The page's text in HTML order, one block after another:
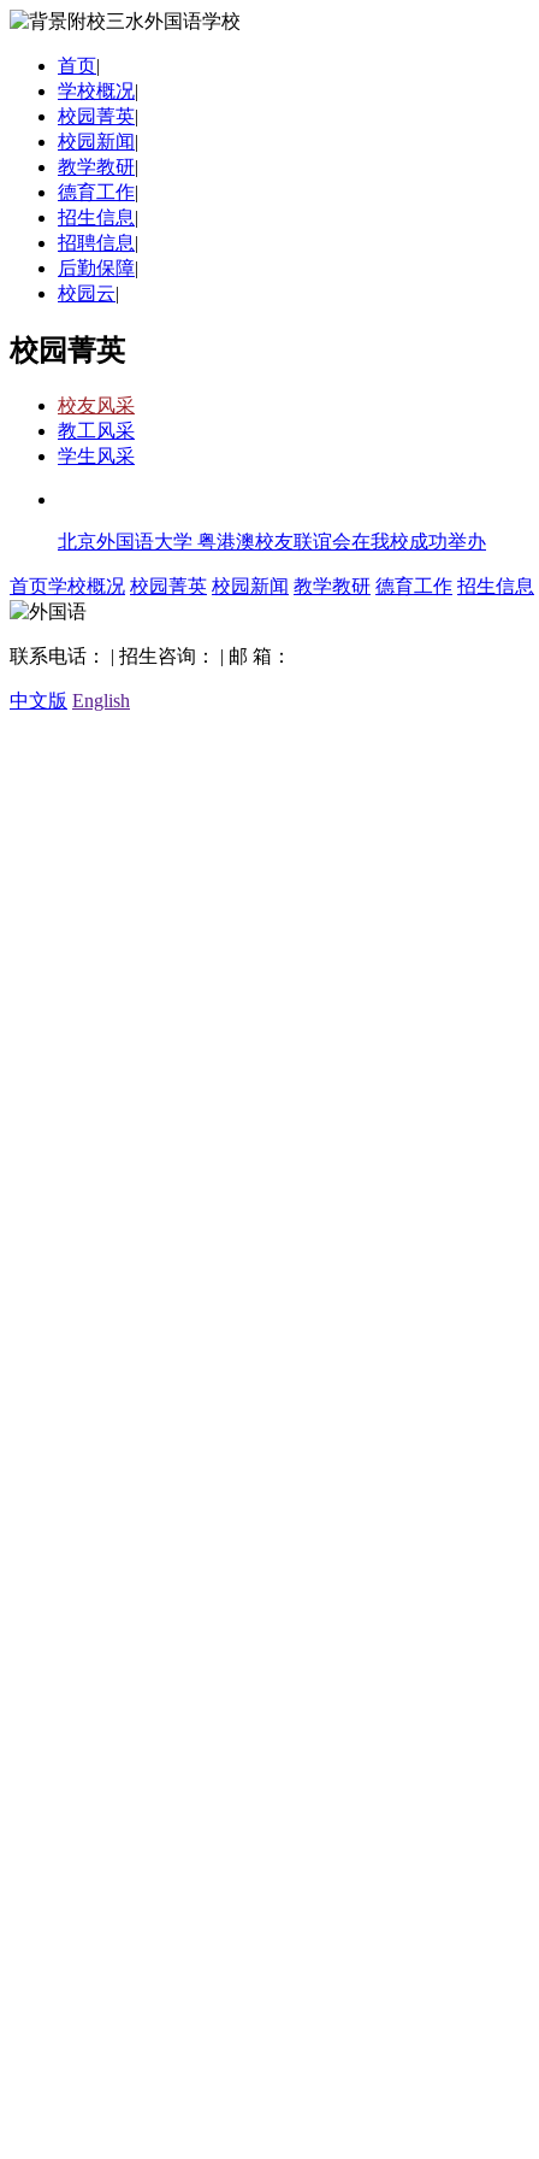
首页|
学校概况|
校园菁英|
校园新闻|
教学教研|
德育工作|
招生信息|
招聘信息|
后勤保障|
校园云|
校园菁英
校友风采
教工风采
学生风采
北京外国语大学 粤港澳校友联谊会在我校成功举办
首页学校概况 校园菁英 校园新闻 教学教研 德育工作 招生信息
联系电话： | 招生咨询： | 邮 箱：
中文版 English